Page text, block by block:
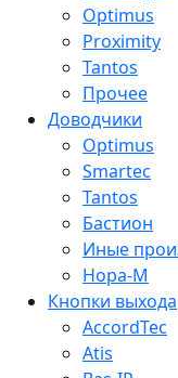
Optimus
Proximity
Tantos
Прочее
Доводчики
Optimus
Smartec
Tantos
Бастион
Иные
Нора-М
Кнопки выхода
AccordTec
Atis